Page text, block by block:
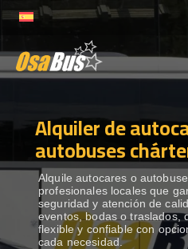
to
ALQUILER DE
DESTINOS
RECORRIDAS
Alquiler de
autobuses
Alquile autocares o
profesionales locales que
seguridad y atención de
eventos, bodas o traslados,
flexible y confiable con
cada necesidad.